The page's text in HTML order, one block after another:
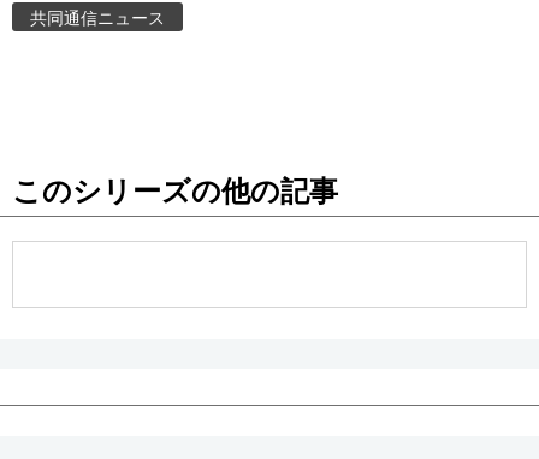
お知らせ
共同通信ニュース
このシリーズの他の記事